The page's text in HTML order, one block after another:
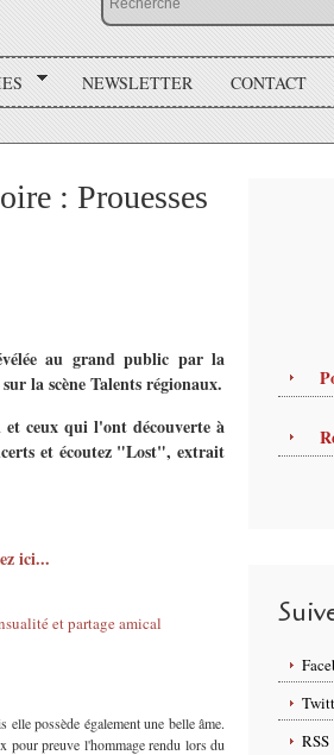
NEWSLETTER CONTACT
: Prouesses
au grand public par la
la scène Talents régionaux.
et ceux qui l'ont découverte à
et écoutez "Lost", extrait
ici...
possède également une belle âme.
pour preuve l'hommage rendu lors du
RSS